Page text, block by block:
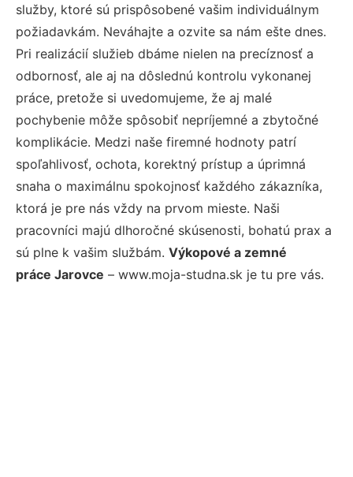
služby, ktoré sú prispôsobené vašim individuálnym
požiadavkám. Neváhajte a ozvite sa nám ešte dnes.
Pri realizácií služieb dbáme nielen na precíznosť a
odbornosť, ale aj na dôslednú kontrolu vykonanej
práce, pretože si uvedomujeme, že aj malé
pochybenie môže spôsobiť nepríjemné a zbytočné
komplikácie. Medzi naše firemné hodnoty patrí
spoľahlivosť, ochota, korektný prístup a úprimná
snaha o maximálnu spokojnosť každého zákazníka,
ktorá je pre nás vždy na prvom mieste. Naši
pracovníci majú dlhoročné skúsenosti, bohatú prax a
sú plne k vašim službám. Výkopové a zemné
práce Jarovce – www.moja-studna.sk je tu pre vás.